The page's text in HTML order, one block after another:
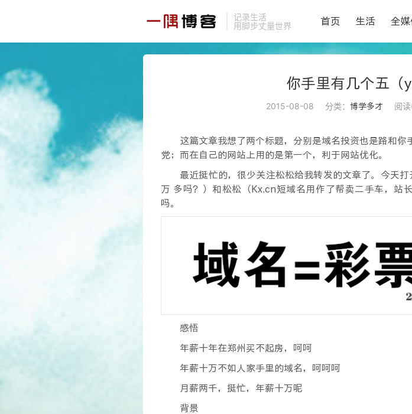
记录生活
用脚步丈量世界
首页 生活 全媒
你手里有几个五（
2015-08-08 分类： 博学多才 阅
这篇文章我想了两个标题，分别是域名投资也是路和
党；而在自己的网站上用的是第一个，利于网站优化。
最近挺忙的，很少关注松松给我转发的文章了。今天
万 多吗？）和松松（Kx.cn短域名用作了帮卖二手车，站
吗。
感悟
年薪十年在郑州买不起房，呵呵
年薪十万不如人家手里的域名，呵呵呵
月薪两千，挺忙，年薪十万呢
背景